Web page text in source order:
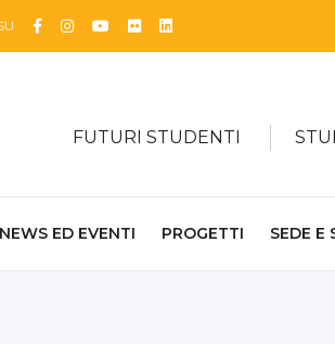
Facebook
Instagram
YouTube
FlickrLinkedin
FUTURI STUDENTI
NEWS ED EVENTI PROGETTI SEDE E